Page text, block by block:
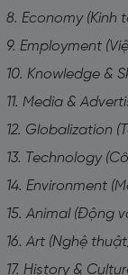
8. Economy (Kinh
9. Employment
10. Knowledge &
11. Media &
12. Globalization
13. Technology
14. Environment
15. Animal (Động
16. Art (Nghệ
17. History &